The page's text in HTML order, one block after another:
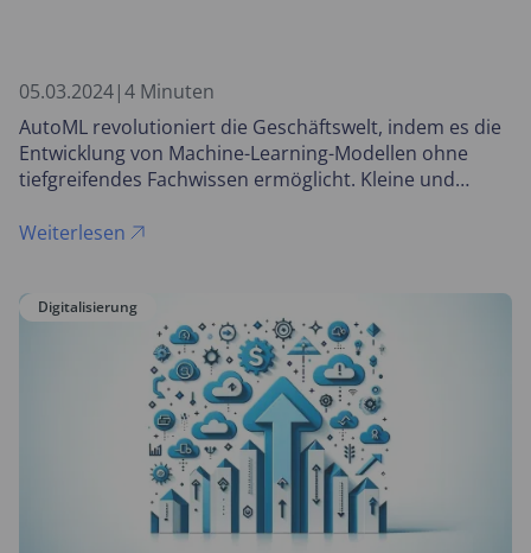
05.03.2024|4 Minuten
AutoML revolutioniert die Geschäftswelt, indem es die
Entwicklung von Machine-Learning-Modellen ohne
tiefgreifendes Fachwissen ermöglicht. Kleine und
schnellen, kosteneffizienten und datengesteuerten
Weiterlesen
Digitalisierung